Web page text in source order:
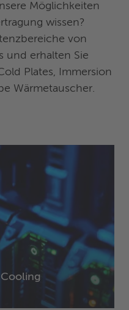
Möglichkeiten
wissen?
von
und erhalten Sie
Plates, Immersion
Wärmetauscher.
Cooling